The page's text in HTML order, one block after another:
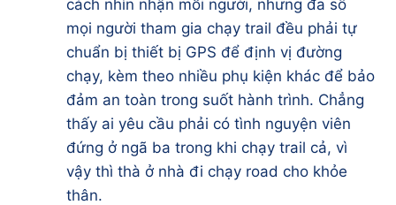
cách nhìn nhận mỗi người, nhưng đa số
mọi người tham gia chạy trail đều phải tự
chuẩn bị thiết bị GPS để định vị đường
chạy, kèm theo nhiều phụ kiện khác để bảo
đảm an toàn trong suốt hành trình. Chẳng
thấy ai yêu cầu phải có tình nguyện viên
đứng ở ngã ba trong khi chạy trail cả, vì
vậy thì thà ở nhà đi chạy road cho khỏe
thân.